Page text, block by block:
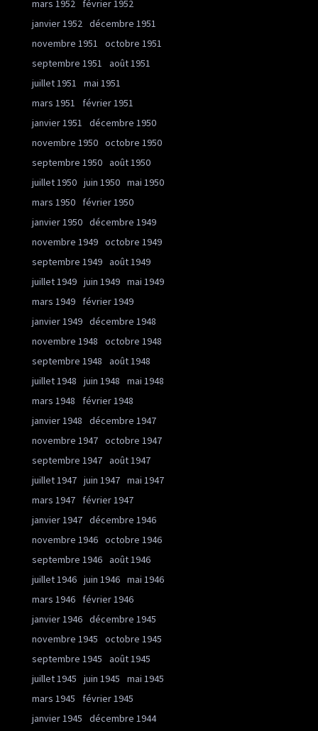
mars 1952
février 1952
janvier 1952 décembre 1951
novembre 1951
octobre 1951
septembre 1951
août 1951
juillet 1951
mai 1951
mars 1951
février 1951
janvier 1951
décembre 1950
novembre 1950 octobre 1950
septembre 1950 août 1950
juillet 1950 juin 1950 mai 1950
mars 1950
février 1950
janvier 1950 décembre 1949
novembre 1949 octobre 1949
septembre 1949 août 1949
juillet 1949 juin 1949 mai 1949
mars 1949
février 1949
janvier 1949 décembre 1948
novembre 1948
octobre 1948
septembre 1948
août 1948
juillet 1948
juin 1948
mai 1948
mars 1948
février 1948
janvier 1948
décembre 1947
novembre 1947 octobre 1947
septembre 1947 août 1947
juillet 1947 juin 1947 mai 1947
mars 1947
février 1947
janvier 1947 décembre 1946
novembre 1946 octobre 1946
septembre 1946 août 1946
juillet 1946 juin 1946 mai 1946
mars 1946
février 1946
janvier 1946 décembre 1945
novembre 1945
octobre 1945
septembre 1945
août 1945
juillet 1945
juin 1945
mai 1945
mars 1945
février 1945
janvier 1945
décembre 1944